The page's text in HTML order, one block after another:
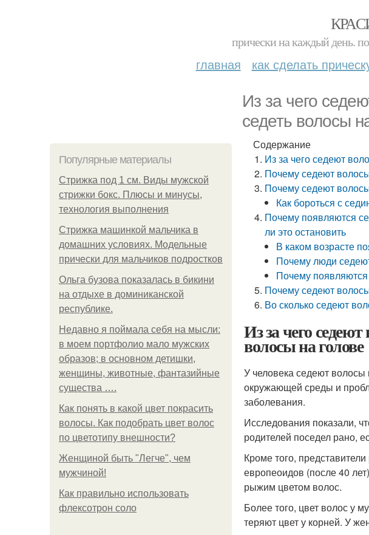
прически на каждый день.
главная как сделать
Из за чего
седеть волосы
Популярные материалы
Стрижка под 1 см. Виды мужской
стрижки бокс. Плюсы и минусы,
технология выполнения
Стрижка машинкой мальчика в
домашних условиях. Модельные
прически для мальчиков подростков
Ольга бузова показалась в бикини
на отдыхе в доминиканской
республике.
Недавно я поймала себя на мысли:
в моем портфолио мало мужских
образов; в основном детишки,
женщины, животные, фантазийные
существа ….
Как понять в какой цвет покрасить
волосы. Как подобрать цвет волос
по цветотипу внешности?
Женщиной быть "Легче", чем
мужчиной!
Как правильно использовать
флексотрон соло
Содержание
Из за чего седеют
Почему седеют
Почему седеют
Как бороться с
Почему появляются
ли это остановить
В каком возрасте
Почему люди
Почему
Почему седеют
Во сколько седеют
Из за чего
волосы на голове
У человека седеют волосы
окружающей среды и
заболевания.
Исследования показали,
родителей поседел рано,
Кроме того,
европеоидов (после 40
рыжим цветом волос.
Более того, цвет волос у
теряют цвет у корней. У